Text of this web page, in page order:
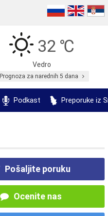
32 ℃
Vedro
Prognoza za narednih 5 dana
Podkast Preporuke iz
Pošaljite poruku
Ocenite nas